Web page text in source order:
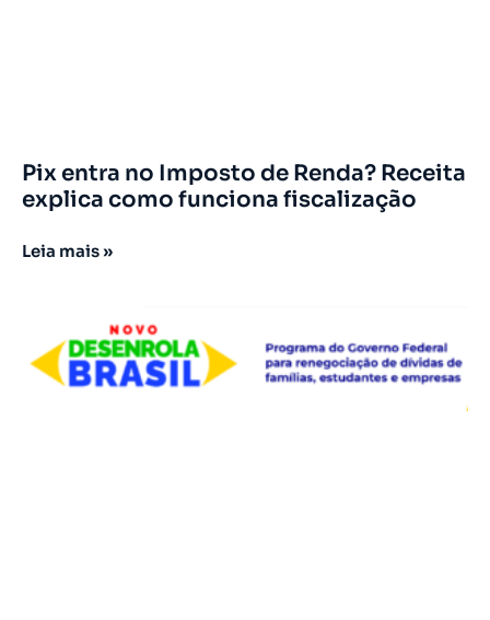
Pix entra no Imposto de Renda? Receita
explica como funciona fiscalização
Leia mais »